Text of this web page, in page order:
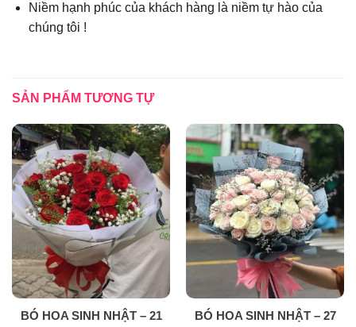
Niềm hạnh phúc của khách hàng là niềm tự hào của
chúng tôi !
SẢN PHẨM TƯƠNG TỰ
BÓ HOA SINH NHẬT – 21 BÓ HOA SINH NHẬT – 27